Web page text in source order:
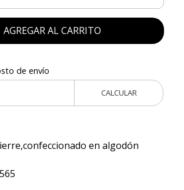
AGREGAR AL CARRITO
de envío
CALCULAR
en algodón